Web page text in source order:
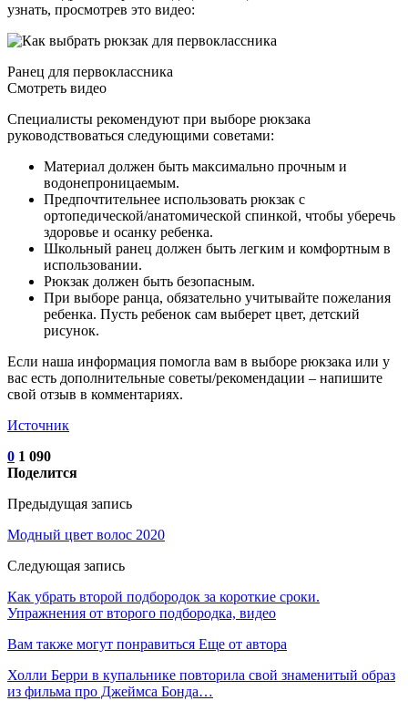
узнать, просмотрев это видео:
Ранец для первоклассника
Смотреть видео
Специалисты рекомендуют при выборе рюкзака
руководствоваться следующими советами:
Материал должен быть максимально прочным и
водонепроницаемым.
Предпочтительнее использовать рюкзак с
ортопедической/анатомической спинкой, чтобы уберечь
здоровье и осанку ребенка.
Школьный ранец должен быть легким и комфортным в
использовании.
Рюкзак должен быть безопасным.
При выборе ранца, обязательно учитывайте пожелания
ребенка. Пусть ребенок сам выберет цвет, детский
рисунок.­
Если наша информация помогла вам в выборе рюкзака или у
вас есть дополнительные советы/рекомендации – напишите
свой отзыв в комментариях.
Источник
0 1 090
Поделится
Предыдущая запись
Модный цвет волос 2020
Следующая запись
Как убрать второй подбородок за короткие сроки.
Упражнения от второго подбородка, видео
Вам также могут понравиться Еще от автора
Холли Берри в купальнике повторила свой знаменитый образ
из фильма про Джеймса Бонда…